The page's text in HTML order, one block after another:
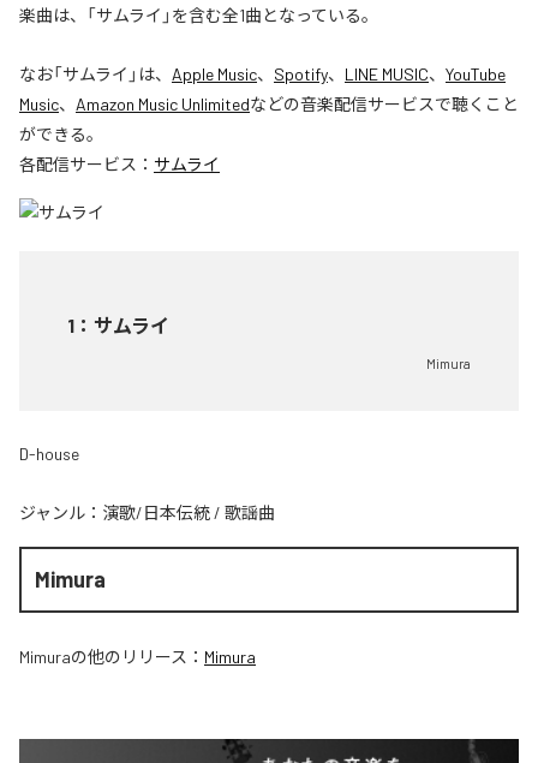
楽曲は、「サムライ」を含む全1曲となっている。
なお「サムライ 」は、 Apple Music、 Spotify、 LINE MUSIC、 YouTube
Music、 Amazon Music Unlimitedなどの音楽配信サービスで聴くこと
ができる。
各配信サービス： サムライ
1 ： サムライ
Mimura
D-house
ジャンル： 演歌/日本伝統 / 歌謡曲
Mimura
Mimuraの他のリリース： Mimura